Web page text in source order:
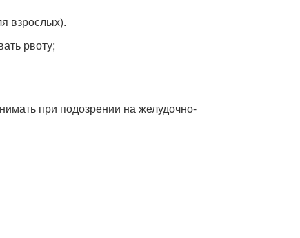
взрослых).
рвоту;
при подозрении на желудочно-